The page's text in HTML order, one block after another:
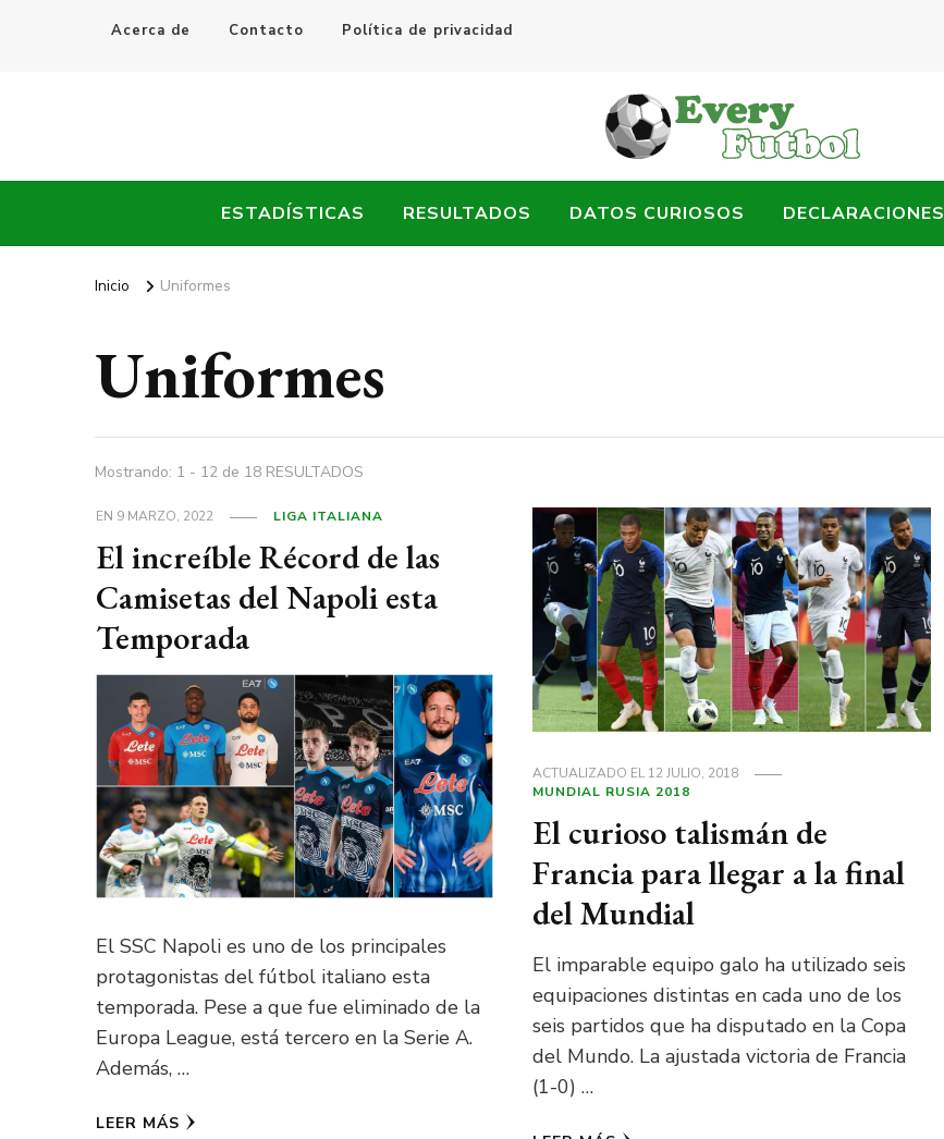
Acerca de Contacto Política de privacidad
Every Fútbol
ESTADÍSTICAS RESULTADOS DATOS CURIOSOS DECLARACIONES
Inicio Uniformes
Uniformes
Mostrando: 1 - 12 de 18 RESULTADOS
EN 9 MARZO, 2022 LIGA ITALIANA
El increíble Récord de las
Camisetas del Napoli esta
Temporada
El SSC Napoli es uno de los principales
protagonistas del fútbol italiano esta
temporada. Pese a que fue eliminado de la
Europa League, está tercero en la Serie A.
Además, …
LEER MÁS
ACTUALIZADO EL12 JULIO, 2018
MUNDIAL RUSIA 2018
El curioso talismán de
Francia para llegar a la final
del Mundial
El imparable equipo galo ha utilizado seis
equipaciones distintas en cada uno de los
seis partidos que ha disputado en la Copa
del Mundo. La ajustada victoria de Francia
(1-0) …